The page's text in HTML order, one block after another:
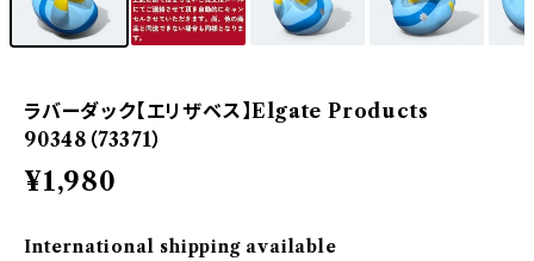
ラバーダック【エリザベス】Elgate Products
90348（73371）
¥1,980
International shipping available